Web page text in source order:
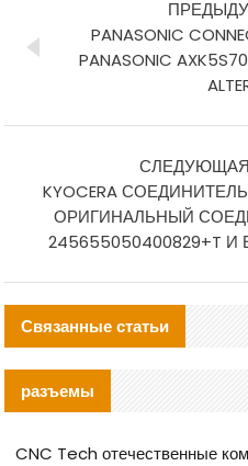
PANASONIC
PANASONIC
KYOCERA
ОРИГИНАЛЬНЫЙ
245655050400829+T
Связанные статьи
разъемы